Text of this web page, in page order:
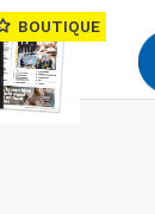
BOUTIQUE